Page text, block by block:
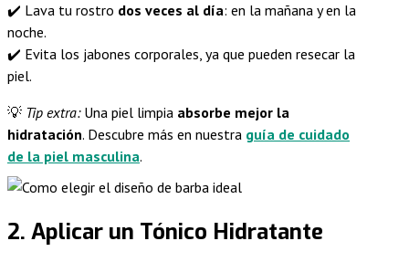
✔️ Lava tu rostro dos veces al día: en la mañana y en la
noche.
✔️ Evita los jabones corporales, ya que pueden resecar la
piel.
💡 Tip extra:Una piel limpia absorbe mejor la
hidratación. Descubre más en nuestra guía de cuidado
de la piel masculina.
2. Aplicar un Tónico Hidratante